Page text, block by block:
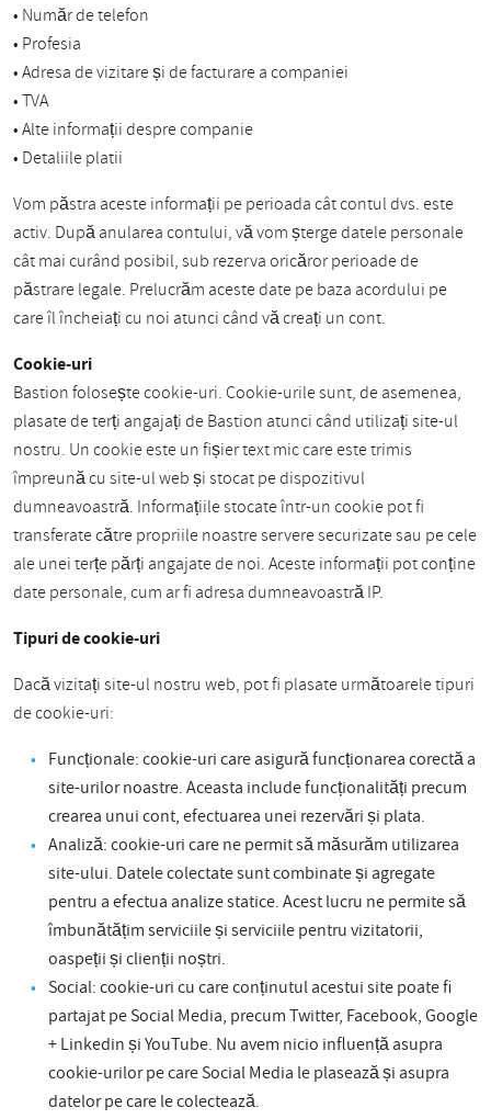
• Număr de telefon
• Profesia
• Adresa de vizitare și de facturare a companiei
• TVA
• Alte informații despre companie
• Detaliile platii
Vom păstra aceste informații pe perioada cât contul dvs. este
activ. După anularea contului, vă vom șterge datele personale
cât mai curând posibil, sub rezerva oricăror perioade de
păstrare legale. Prelucrăm aceste date pe baza acordului pe
care îl încheiați cu noi atunci când vă creați un cont.
Cookie-uri
Bastion folosește cookie-uri. Cookie-urile sunt, de asemenea,
plasate de terți angajați de Bastion atunci când utilizați site-ul
nostru. Un cookie este un fișier text mic care este trimis
împreună cu site-ul web și stocat pe dispozitivul
dumneavoastră. Informațiile stocate într-un cookie pot fi
transferate către propriile noastre servere securizate sau pe cele
ale unei terțe părți angajate de noi. Aceste informații pot conține
date personale, cum ar fi adresa dumneavoastră IP.
Tipuri de cookie-uri
Dacă vizitați site-ul nostru web, pot fi plasate următoarele tipuri
de cookie-uri:
Funcționale: cookie-uri care asigură funcționarea corectă a
site-urilor noastre. Aceasta include funcționalități precum
crearea unui cont, efectuarea unei rezervări și plata.
Analiză: cookie-uri care ne permit să măsurăm utilizarea
site-ului. Datele colectate sunt combinate și agregate
pentru a efectua analize statice. Acest lucru ne permite să
îmbunătățim serviciile și serviciile pentru vizitatorii,
oaspeții și clienții noștri.
Social: cookie-uri cu care conținutul acestui site poate fi
partajat pe Social Media, precum Twitter, Facebook, Google
+ Linkedin și YouTube. Nu avem nicio influență asupra
cookie-urilor pe care Social Media le plasează și asupra
datelor pe care le colectează.